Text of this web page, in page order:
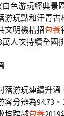
白色游玩經典景
游玩點和汗青古
文明機構招包養
萬人次持續全國
落游玩連續升溫
分辨為94.73、
均跨越包養